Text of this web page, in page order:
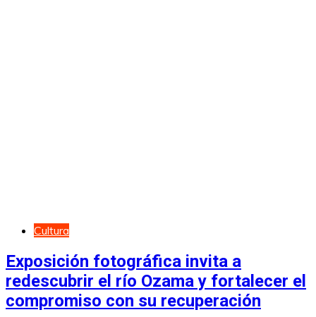
Cultura
Exposición fotográfica invita a
redescubrir el río Ozama y fortalecer el
compromiso con su recuperación